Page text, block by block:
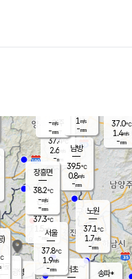
양주
37.4℃
2.6
-mm
37.0℃
1.4m/s
-mm
광명
로
은평
37.3℃
1.5 m/s
- mm
노원
37.1℃
1.7m/s
-mm
송파*
서초
남방
39.5℃
0.8m/s
-mm
장흥면
38.2℃
-m/s
-mm
-m/s
-mm
)
서울
37.8℃
1.9m/s
-mm
1 m/s
-mm